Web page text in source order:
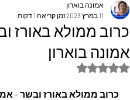
כרוב ממולא באורז
אמונה בוארון
אמונה בוארון
11 במרץ 2023
זמן קריאה 1 דקות
דירוג של NaN מתוך 5 כוכבים
כרוב ממולא באורז ובשר -